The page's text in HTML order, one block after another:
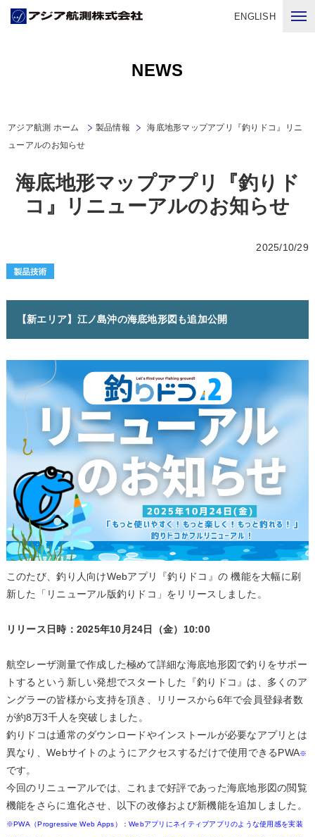
ENGLISH
NEWS
アジア航測 ホーム 製品情報
海底地形マップアプリ『釣りドコ』リニ
ューアルのお知らせ
海底地形マップアプリ『釣りド
コ』リニューアルのお知らせ
2025/10/29
【新エリア】江ノ島沖の海底地形図も追加公開
このたび、釣り人向けWebアプリ『釣りドコ』の 機能を大幅に刷
新した「リニューアル版釣りドコ」をリリースしました。
リリース日時：2025年10月24日（金）10:00
航空レーザ測量で作成した極めて詳細な海底地形図で釣りをサポー
トするという新しい発想でスタートした『釣りドコ』は、多くのア
ングラーの皆様から支持を頂き、リリースから6年で会員登録者数
が約8万3千人を突破しました。
釣りドコは通常のダウンロードやインストールが必要なアプリとは
異なり、Webサイトのようにアクセスするだけで使用できるPWA※
です。
今回のリニューアルでは、これまで好評であった海底地形図の閲覧
機能をさらに進化させ、以下の改修および新機能を追加しました。
※PWA（Progressive Web Apps）：Webアプリにネイティブアプリのような使用感を実装